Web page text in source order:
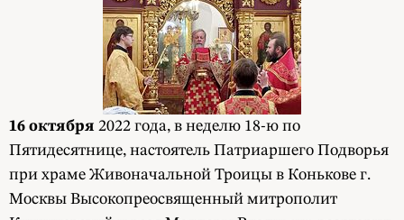
16 октября 2022 года, в неделю 18-ю по
Пятидесятнице, настоятель Патриаршего Подворья
при храме Живоначальной Троицы в Конькове г.
Москвы Высокопреосвященный митрополит